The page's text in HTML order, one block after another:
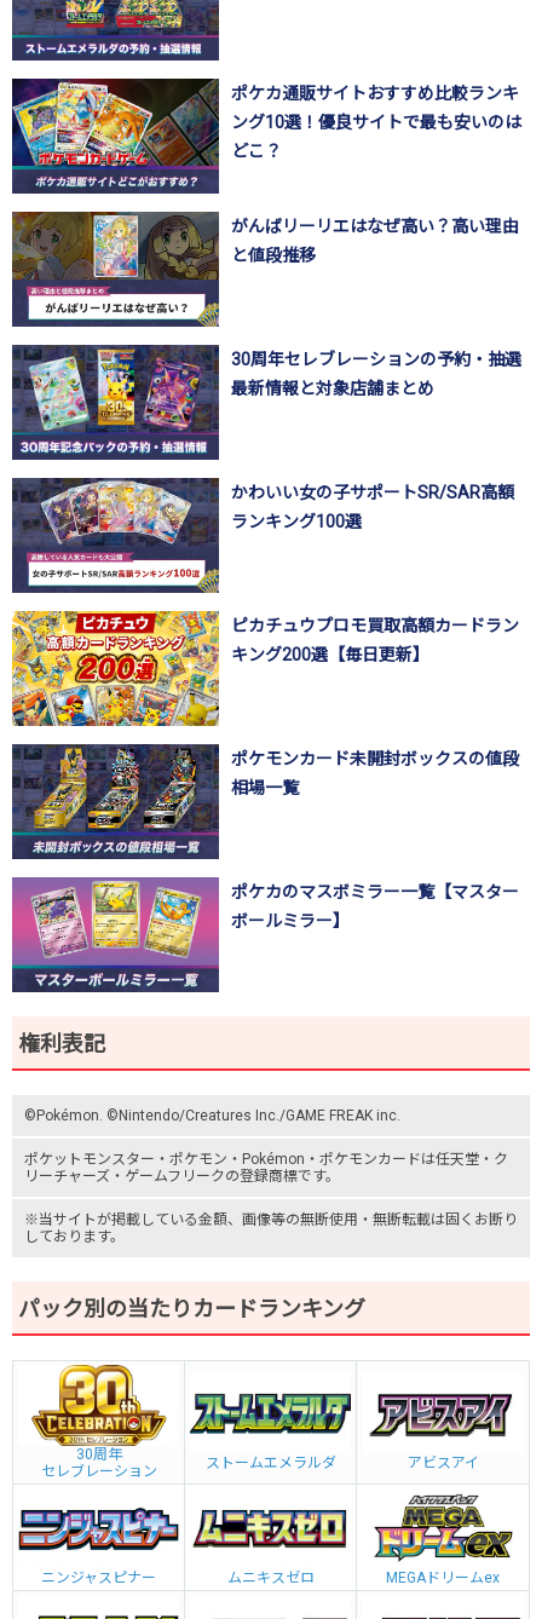
ポケカ通販サイトおすすめ比較ランキ
ング10選！優良サイトで最も安いのは
どこ？
がんばリーリエはなぜ高い？高い理由
と値段推移
30周年セレブレーションの予約・抽選
最新情報と対象店舗まとめ
かわいい女の子サポートSR/SAR高額
ランキング100選
ピカチュウプロモ買取高額カードラン
キング200選【毎日更新】
ポケモンカード未開封ボックスの値段
相場一覧
ポケカのマスボミラー一覧【マスター
ボールミラー】
権利表記
©Pokémon. ©Nintendo/Creatures Inc./GAME FREAK inc.
ポケットモンスター ・ポケモン・Pokémon・ ポケモンカードは任天堂・ ク
リーチャーズ ・ ゲームフリークの登録商標です。
※当サイトが掲載している金額、画像等の無断使用・無断転載は固くお断り
しております。
パック別の当たりカードランキング
30周年
セレブレーション
ストームエメラルダ アビスアイ
ニンジャスピナー ムニキスゼロ MEGAドリームex